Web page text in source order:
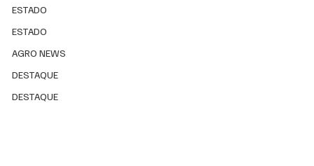
ESTADO
ESTADO
AGRO NEWS
DESTAQUE
DESTAQUE